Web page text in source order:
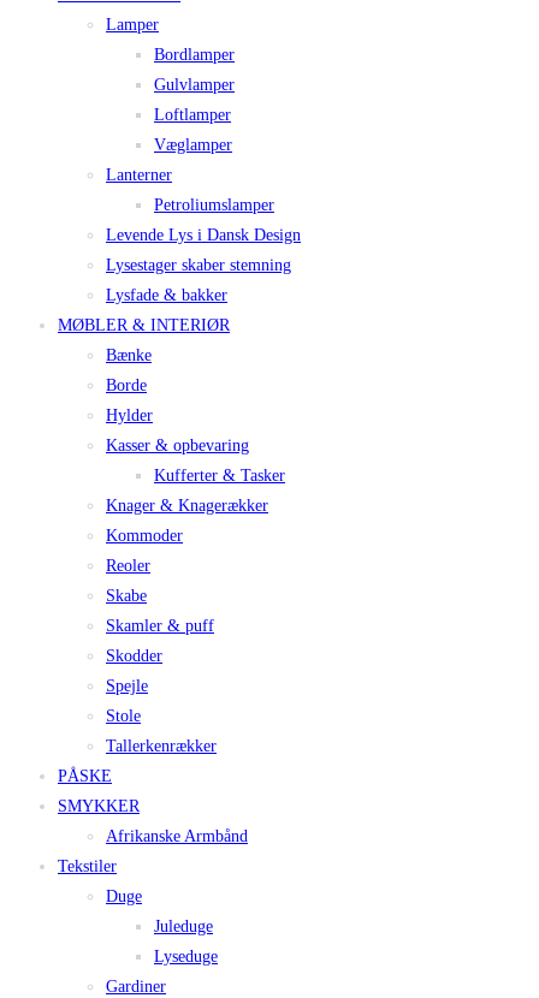
Lamper
Bordlamper
Gulvlamper
Loftlamper
Væglamper
Lanterner
Petroliumslamper
Levende Lys i Dansk Design
Lysestager skaber stemning
Lysfade & bakker
MØBLER & INTERIØR
Bænke
Borde
Hylder
Kasser & opbevaring
Kufferter & Tasker
Knager & Knagerækker
Kommoder
Reoler
Skabe
Skamler & puff
Skodder
Spejle
Stole
Tallerkenrækker
PÅSKE
SMYKKER
Afrikanske Armbånd
Tekstiler
Duge
Juleduge
Lyseduge
Gardiner